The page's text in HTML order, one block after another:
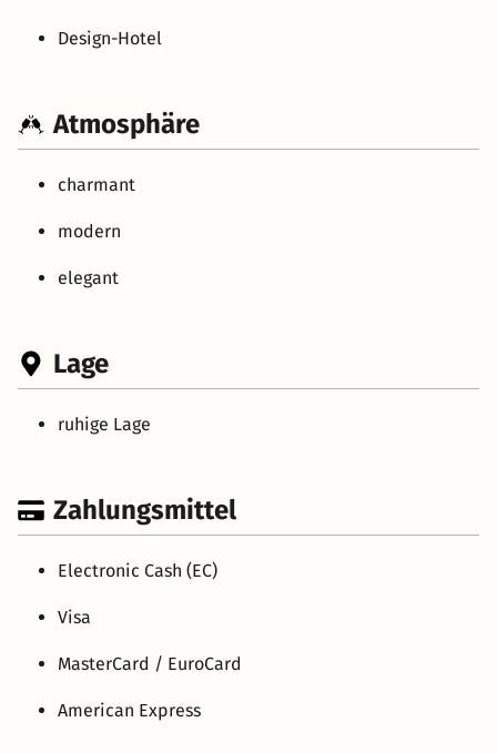
Design-Hotel
Atmosphäre
charmant
modern
elegant
Lage
ruhige Lage
Zahlungsmittel
Electronic Cash (EC)
Visa
MasterCard / EuroCard
American Express